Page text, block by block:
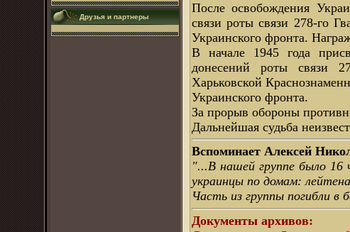
Друзья и партнеры
После освобождения
связи роты связи 278-го
Украинского фронта.
В начале 1945 года
донесений роты связи
Харьковской
Украинского фронта.
За прорыв обороны
Дальнейшая судьба
Вспоминает Алексей
"...В нашей группе было 16
украинцы по домам:
Часть из группы погибли
Документы архивов: